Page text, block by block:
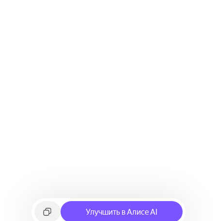
Улучшить в Алисе AI